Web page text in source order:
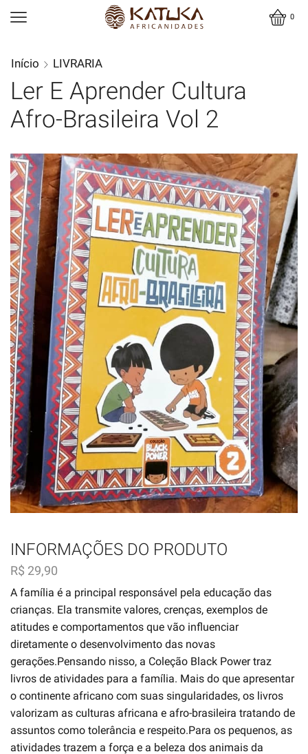
0
Início LIVRARIA
Ler E Aprender Cultura
Afro-Brasileira Vol 2
INFORMAÇÕES DO PRODUTO
R$ 29,90
A família é a principal responsável pela educação das
crianças. Ela transmite valores, crenças, exemplos de
atitudes e comportamentos que vão influenciar
diretamente o desenvolvimento das novas
gerações.Pensando nisso, a Coleção Black Power traz
livros de atividades para a família. Mais do que apresentar
o continente africano com suas singularidades, os livros
valorizam as culturas africana e afro-brasileira tratando de
assuntos como tolerância e respeito.Para os pequenos, as
atividades trazem a força e a beleza dos animais da